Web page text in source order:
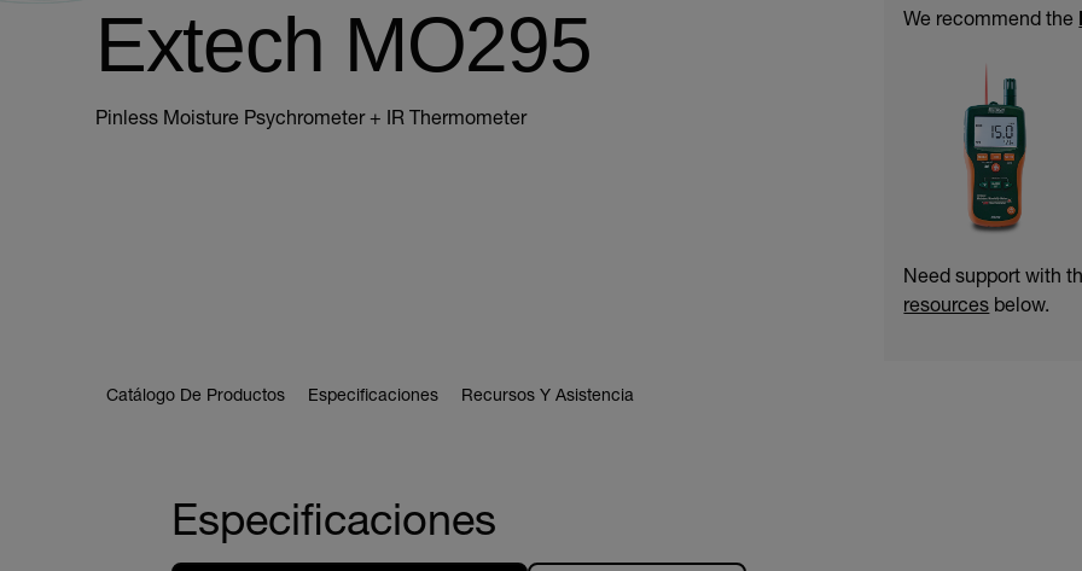
Extech MO295
Pinless Moisture Psychrometer + IR Thermometer
We recommend the
Need support with
resources below.
Catálogo De Productos Especificaciones Recursos Y Asistencia
Especificaciones